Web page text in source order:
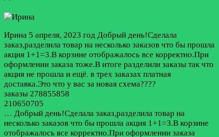
Ирина 5 апреля, 2023 год Добрый день!Сделала
заказ,разделила товар на несколько заказов что бы прошла
акция 1+1=3.В корзине отображалось все корректно.При
оформлении заказа тоже.В итоге разделили заказы так что
акция не прошла и ещё. в трех заказах платная
доставка.Это что у вас за новая схема????
заказы 278855858
210650705
… Добрый день!Сделала заказ,разделила товар на
несколько заказов что бы прошла акция 1+1=3.В корзине
отображалось все корректно.При оформлении заказа